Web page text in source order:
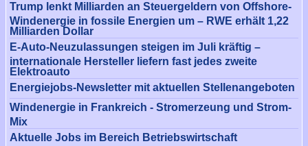
Trump lenkt Milliarden an Steuergeldern von Offshore-
Windenergie in fossile Energien um – RWE erhält 1,22
Milliarden Dollar
E-Auto-Neuzulassungen steigen im Juli kräftig –
internationale Hersteller liefern fast jedes zweite
Elektroauto
Energiejobs-Newsletter mit aktuellen Stellenangeboten
Windenergie in Frankreich - Stromerzeung und Strom-
Mix
Aktuelle Jobs im Bereich Betriebswirtschaft